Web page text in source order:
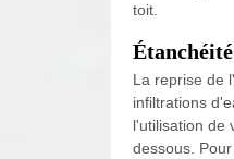
toit.
La reprise de
infiltrations
l'utilisation de
dessous.